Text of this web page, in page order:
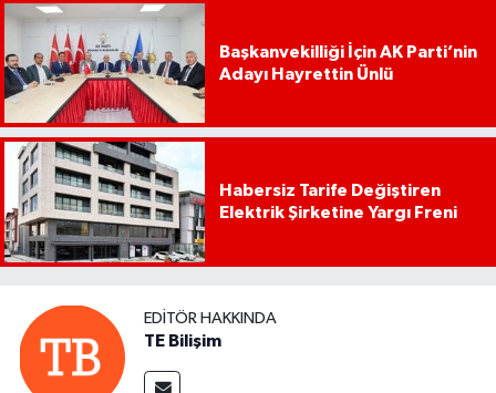
Başkanvekilliği İçin AK Parti’nin
Adayı Hayrettin Ünlü
Habersiz Tarife Değiştiren
Elektrik Şirketine Yargı Freni
EDITÖR HAKKINDA
TE Bilişim